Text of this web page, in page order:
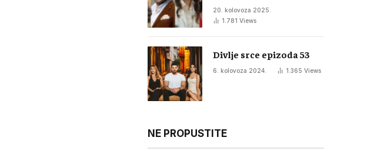
20. kolovoza 2025.
1.781 Views
Divlje srce epizoda 53
6. kolovoza 2024. 1.365 Views
NE PROPUSTITE